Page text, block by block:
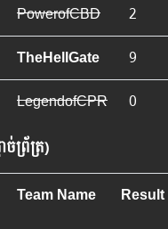
PowerofCBD
2
TheHellGate
9
LegendofCPR
0
ច់ព្រ័ត្រ)
Team Name Result